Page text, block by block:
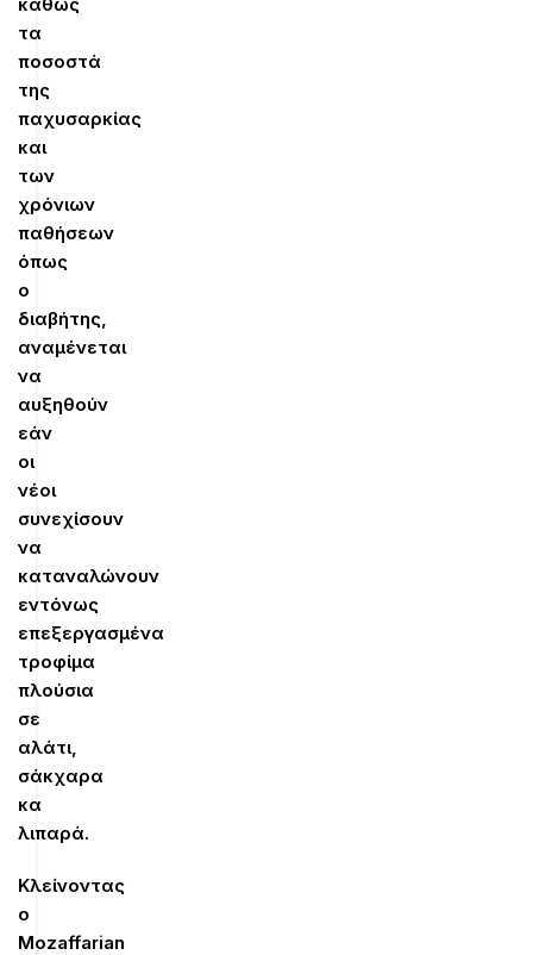
τα
ποσοστά
της
παχυσαρκίας
και
των
χρόνιων
παθήσεων
όπως
ο
διαβήτης,
αναμένεται
να
αυξηθούν
εάν
οι
νέοι
συνεχίσουν
να
καταναλώνουν
εντόνως
επεξεργασμένα
τροφίμα
πλούσια
σε
αλάτι,
σάκχαρα
κα
λιπαρά.
Κλείνοντας
ο
Mozaffarian